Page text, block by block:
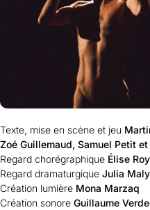
Texte, mise en scène et jeu
Zoé Guillemaud, Samuel Petit
Regard chorégraphique Élise Roy
Regard dramaturgique Julia
Création lumière Mona Marzaq
Création sonore Guillaume